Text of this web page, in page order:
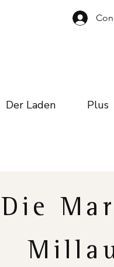
Der Laden Plus
Die